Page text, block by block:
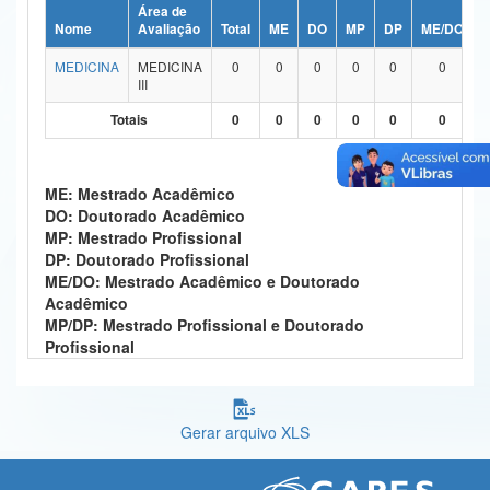
Ministério da Ciência, Tecnologia, Inovações e Comunicações
Ministério do Meio Ambiente
Ministério do Turismo
Controladoria-Geral da União
Ministério da Mulher, da Família e dos Direitos Humanos
Secretaria-Geral
Secretaria de Governo
Banco Central do Brasil
Nome
Área de
Avaliação
Total ME DO MP DP ME/DO
MEDICINA
MEDICINA
III
0 0 0 0 0 0
Totais 0 0 0 0 0 0
ME: Mestrado Acadêmico
DO: Doutorado Acadêmico
MP: Mestrado Profissional
DP: Doutorado Profissional
ME/DO: Mestrado Acadêmico e Doutorado
Acadêmico
MP/DP: Mestrado Profissional e Doutorado
Profissional
Gerar arquivo XLS